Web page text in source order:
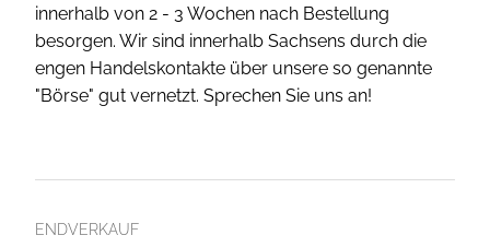
innerhalb von 2 - 3 Wochen nach Bestellung
besorgen. Wir sind innerhalb Sachsens durch die
engen Handelskontakte über unsere so genannte
"Börse" gut vernetzt. Sprechen Sie uns an!
ENDVERKAUF